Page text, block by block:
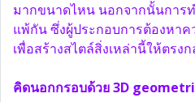
มากขนาดไหน นอกจากนั้นการ
แพ้กัน ซึ่งผู้ประกอบการต้องหา
เพื่อสร้างสไตล์สิ่งเหล่านี้ให้ตรง
คิดนอกกรอบด้วย 3D